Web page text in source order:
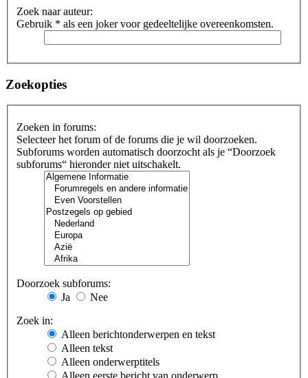
Zoek naar auteur:
Gebruik * als een joker voor gedeeltelijke overeenkomsten.
Zoekopties
Zoeken in forums:
Selecteer het forum of de forums die je wil doorzoeken.
Subforums worden automatisch doorzocht als je “Doorzoek
subforums“ hieronder niet uitschakelt.
Doorzoek subforums:
Ja
Nee
Zoek in:
Alleen berichtonderwerpen en tekst
Alleen tekst
Alleen onderwerptitels
Alleen eerste bericht van onderwerp